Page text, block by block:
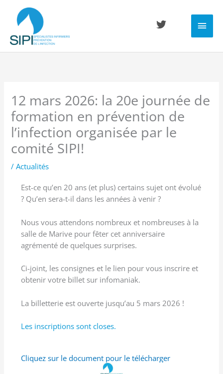
contenu
12 mars 2026: la 20e journée de
formation en prévention de
l’infection organisée par le
comité SIPI!
/Actualités
Est-ce qu’en 20 ans (et plus) certains sujet ont évolué
? Qu’en sera-t-il dans les années à venir ?
Nous vous attendons nombreux et nombreuses à la
salle de Marive pour fêter cet anniversaire
agrémenté de quelques surprises.
Ci-joint, les consignes et le lien pour vous inscrire et
obtenir votre billet sur infomaniak.
La billetterie est ouverte jusqu’au 5 mars 2026 !
Les inscriptions sont closes.
Cliquez sur le document pour le télécharger